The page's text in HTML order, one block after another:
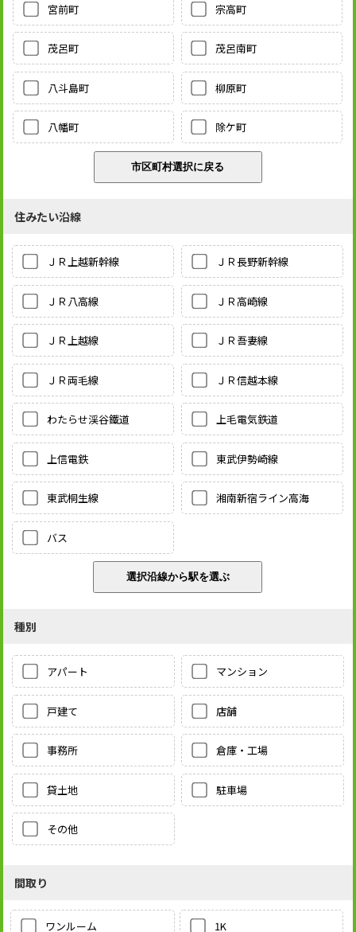
宮前町 宗高町
茂呂町 茂呂南町
八斗島町 柳原町
八幡町 除ケ町
住みたい沿線
ＪＲ上越新幹線 ＪＲ長野新幹線
ＪＲ八高線 ＪＲ高崎線
ＪＲ上越線 ＪＲ吾妻線
ＪＲ両毛線 ＪＲ信越本線
わたらせ渓谷鐵道 上毛電気鉄道
上信電鉄 東武伊勢崎線
東武桐生線 湘南新宿ライン高海
バス
種別
アパート マンション
戸建て 店舗
事務所 倉庫・工場
貸土地 駐車場
その他
間取り
ワンルーム 1K